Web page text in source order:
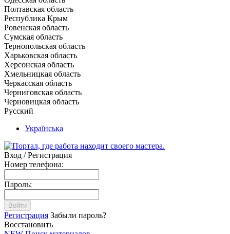
Полтавская область
Республика Крым
Ровенская область
Сумская область
Тернопольская область
Харьковская область
Херсонская область
Хмельницкая область
Черкасская область
Черниговская область
Черновицкая область
Русский
Українська
Вход / Регистрация
Номер телефона:
Пароль:
Войти
Регистрация Забыли пароль?
Восстановить